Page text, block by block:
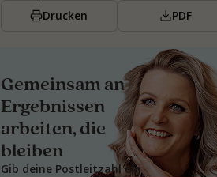
Drucken
PDF
Gemeinsam an
Ergebnissen
arbeiten, die
bleiben
Gib deine Postleitzahl ein